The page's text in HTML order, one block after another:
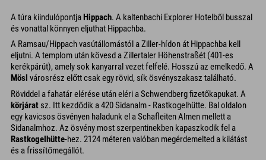
A túra kiindulópontjaHippach. A kaltenbachi Explorer Hotelből busszal
és vonattal könnyen eljuthat Hippachba.
A Ramsau/Hippach vasútállomástól a Ziller-hídon át Hippachba kell
eljutni. A templom után kövesd a Zillertaler Höhenstraßét (401-es
kerékpárút), amely sok kanyarral vezet felfelé. Hosszú az emelkedő. A
Mösl városrész előtt csak egy rövid, sík ösvényszakasz található.
Röviddel a fahatár elérése után eléri a Schwendberg fizetőkapukat. A
körjárat sz. Itt kezdődik a 420 Sidanalm - Rastkogelhütte. Bal oldalon
egy kavicsos ösvényen haladunk el a Schafleiten Almen mellett a
Sidanalmhoz. Az ösvény most szerpentinekben kapaszkodik fel a
Rastkogelhütte-hez. 2124 méteren valóban megérdemelted a kilátást
és a frissítőmegállót.